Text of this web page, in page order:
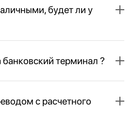
будет ли у
банковский терминал ?
с расчетного